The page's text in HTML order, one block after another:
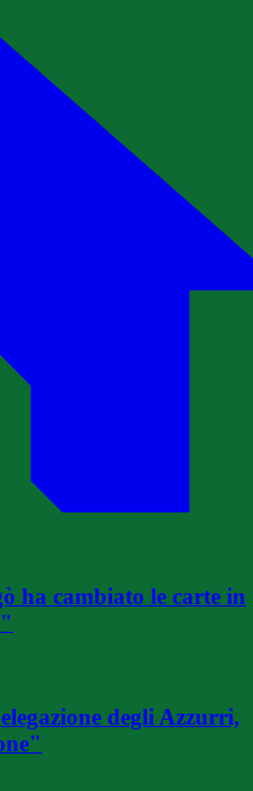
ha cambiato le carte in
degli Azzurri,